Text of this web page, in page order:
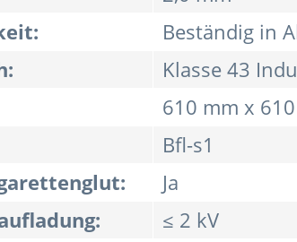
Beständig in
Klasse 43
610 mm x
Bfl-s1
Ja
≤ 2 kV